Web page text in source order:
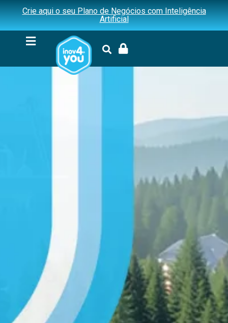
Crie aqui o seu Plano de Negócios com Inteligência
Artificial